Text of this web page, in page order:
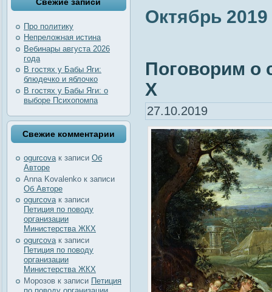
Про политику
Непреложная истина
Вебинары августа 2026
года
В гостях у Бабы Яги:
блюдечко и яблочко
В гостях у Бабы Яги: о
выборе Психопомпа
Свежие комментарии
ogurcovaк записи Об
Авторе
Anna Kovalenko к записи
Об Авторе
ogurcovaк записи
Петиция по поводу
организации
Министерства ЖКХ
ogurcova к записи
Петиция по поводу
организации
Министерства ЖКХ
Морозов к записи Петиция
Октябрь 2019
Поговорим о
Х
27.10.2019